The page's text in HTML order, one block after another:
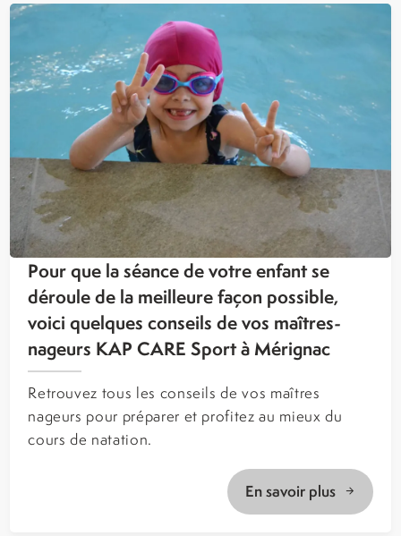
Pour que la séance de votre enfant se
déroule de la meilleure façon possible,
voici quelques conseils de vos maîtres-
nageurs KAP CARE Sport à Mérignac
Retrouvez tous les conseils de vos maîtres
nageurs pour préparer et profitez au mieux du
cours de natation.
En savoir plus